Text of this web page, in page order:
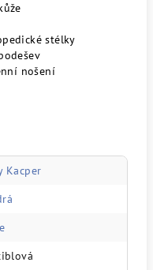
stélky
nošení
Kacper